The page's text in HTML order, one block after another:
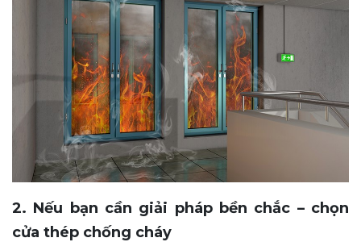
2. Nếu bạn cần giải pháp bền chắc – chọn
cửa thép chống cháy